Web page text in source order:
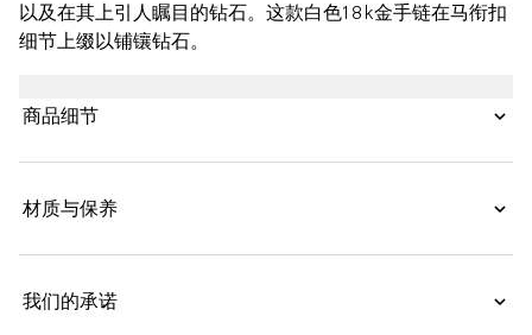
以及在其上引人瞩目的钻石。这款白色18k金手链在马衔扣
细节上缀以铺镶钻石。
商品细节
材质与保养
我们的承诺